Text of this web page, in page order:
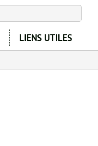
LIENS UTILES